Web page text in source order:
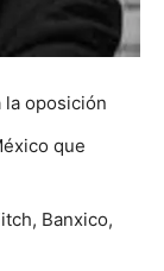
la oposición
que
Banxico,